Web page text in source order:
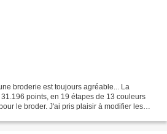
broderie est toujours agréable... La
points, en 19 étapes de 13 couleurs
le broder. J'ai pris plaisir à modifier les